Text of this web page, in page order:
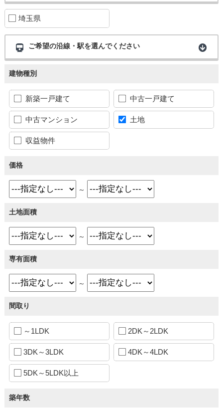
埼玉県
ご希望の沿線・駅を選んでください
建物種別
新築一戸建て 中古一戸建て
中古マンション 土地
収益物件
価格
～
土地面積
～
専有面積
～
間取り
～1LDK 2DK～2LDK
3DK～3LDK 4DK～4LDK
5DK～5LDK以上
築年数